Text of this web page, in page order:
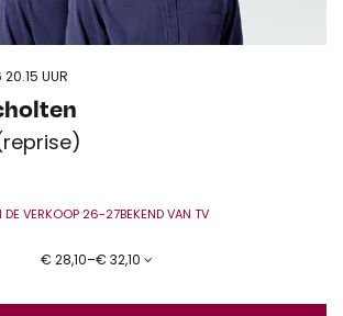
20.15 UUR
DE VERKOOP 26-27BEKEND VAN TV
€ 28,10–€ 32,10